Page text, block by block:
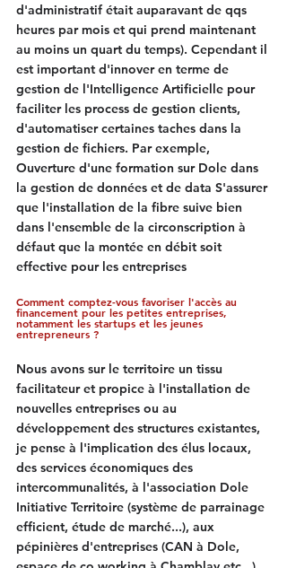
d'administratif était auparavant de qqs
heures par mois et qui prend maintenant
au moins un quart du temps). Cependant il
est important d'innover en terme de
gestion de l'Intelligence Artificielle pour
faciliter les process de gestion clients,
d'automatiser certaines taches dans la
gestion de fichiers. Par exemple,
Ouverture d'une formation sur Dole dans
la gestion de données et de data S'assurer
que l'installation de la fibre suive bien
dans l'ensemble de la circonscription à
défaut que la montée en débit soit
effective pour les entreprises
Comment comptez-vous favoriser l'accès au
financement pour les petites entreprises,
notamment les startups et les jeunes
entrepreneurs ?
Nous avons sur le territoire un tissu
facilitateur et propice à l'installation de
nouvelles entreprises ou au
développement des structures existantes,
je pense à l'implication des élus locaux,
des services économiques des
intercommunalités, à l'association Dole
Initiative Territoire (système de parrainage
efficient, étude de marché...), aux
pépinières d'entreprises (CAN à Dole,